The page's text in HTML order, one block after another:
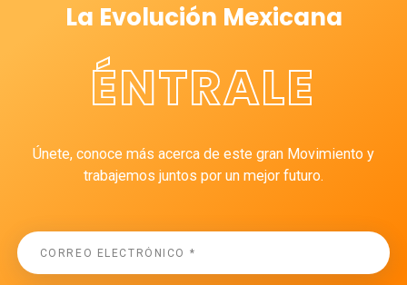
La Evolución Mexicana
ÉNTRALE
Únete, conoce más acerca de este gran Movimiento y
trabajemos juntos por un mejor futuro.